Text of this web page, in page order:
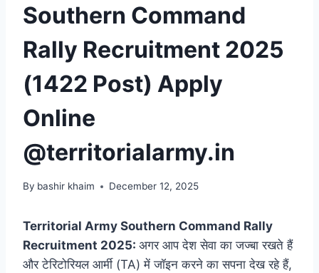
Southern Command
Rally Recruitment 2025
(1422 Post) Apply
Online
@territorialarmy.in
By bashir khaim December 12, 2025
Territorial Army Southern Command Rally
Recruitment 2025: अगर आप देश सेवा का जज्बा रखते हैं
और टेरिटोरियल आर्मी (TA) में जॉइन करने का सपना देख रहे हैं,